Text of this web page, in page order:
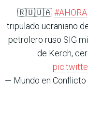
🇷🇺🇺🇦#AHORA
tripulado ucraniano
petrolero ruso SIG
de Kerch,
— Mundo en